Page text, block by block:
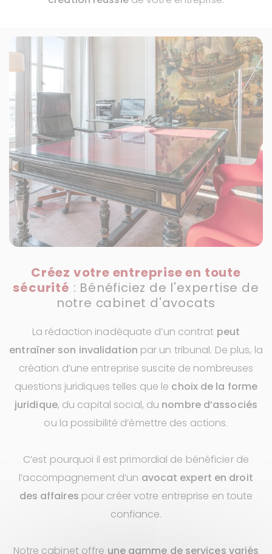
Créez votre entreprise en toute
sécurité : Bénéficiez de l'expertise de
notre cabinet d'avocats
La rédaction inadéquate d’un contrat peut
entraîner son invalidation par un tribunal. De plus, la
création d’une entreprise suscite de nombreuses
questions juridiques telles que le choix de la forme
juridique, du capital social, du nombre d’associés
ou la possibilité d’émettre des actions.
C’est pourquoi il est primordial de bénéficier de
l’accompagnement d’un avocat expert en droit
des affaires pour créer votre entreprise en toute
confiance.
Notre cabinet offre une gamme de services variés